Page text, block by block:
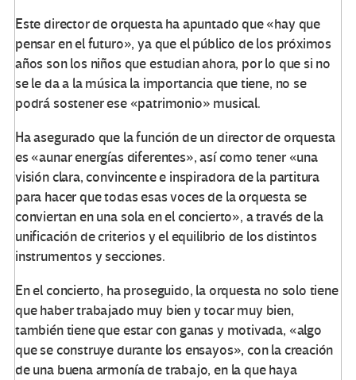
Este director de orquesta ha apuntado que «hay que
pensar en el futuro», ya que el público de los próximos
años son los niños que estudian ahora, por lo que si no
se le da a la música la importancia que tiene, no se
podrá sostener ese «patrimonio» musical.
Ha asegurado que la función de un director de orquesta
es «aunar energías diferentes», así como tener «una
visión clara, convincente e inspiradora de la partitura
para hacer que todas esas voces de la orquesta se
conviertan en una sola en el concierto», a través de la
unificación de criterios y el equilibrio de los distintos
instrumentos y secciones.
En el concierto, ha proseguido, la orquesta no solo tiene
que haber trabajado muy bien y tocar muy bien,
también tiene que estar con ganas y motivada, «algo
que se construye durante los ensayos», con la creación
de una buena armonía de trabajo, en la que haya